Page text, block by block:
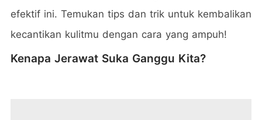
efektif ini. Temukan tips dan trik untuk kembalikan
kecantikan kulitmu dengan cara yang ampuh!
Kenapa Jerawat Suka Ganggu Kita?